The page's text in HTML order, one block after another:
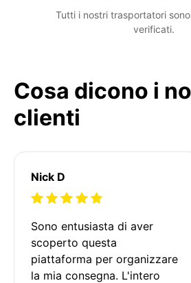
Tutti i nostri trasportatori
verificati.
Cosa dicono i
clienti
Nick D
Sono entusiasta di aver
scoperto questa
piattaforma per organizzare
la mia consegna. L'intero